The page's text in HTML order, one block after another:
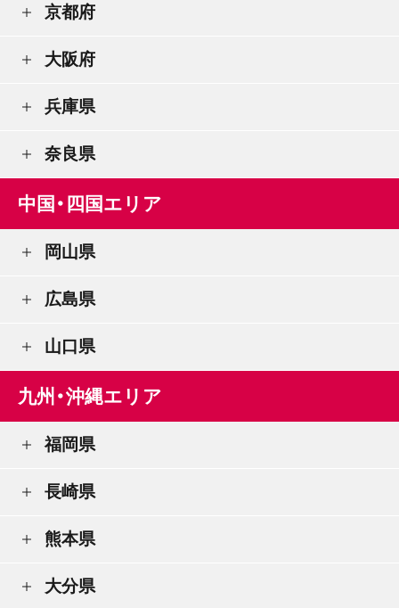
京都府
大阪府
兵庫県
奈良県
中国・四国エリア
岡山県
広島県
山口県
九州・沖縄エリア
福岡県
長崎県
熊本県
大分県